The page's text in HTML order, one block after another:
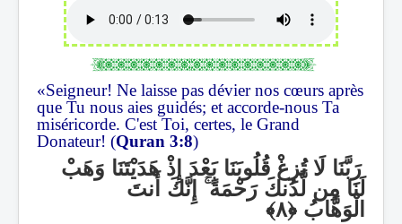
«Seigneur! Ne laisse pas dévier nos cœurs après
que Tu nous aies guidés; et accorde-nous Ta
miséricorde. C'est Toi, certes, le Grand
Donateur! (Quran 3:8)
رَبَّنَا لَا تُزِغْ قُلُوبَنَا بَعْدَ إِذْ هَدَيْتَنَا وَهَبْ
لَنَا مِن لَّدُنكَ رَحْمَةًۚ إِنَّكَ أَنتَ
الْوَهَّابُ